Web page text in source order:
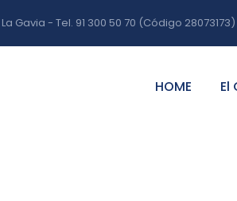
Gavia - Tel. 91 300 50 70 (Código 28073173)
HOME El